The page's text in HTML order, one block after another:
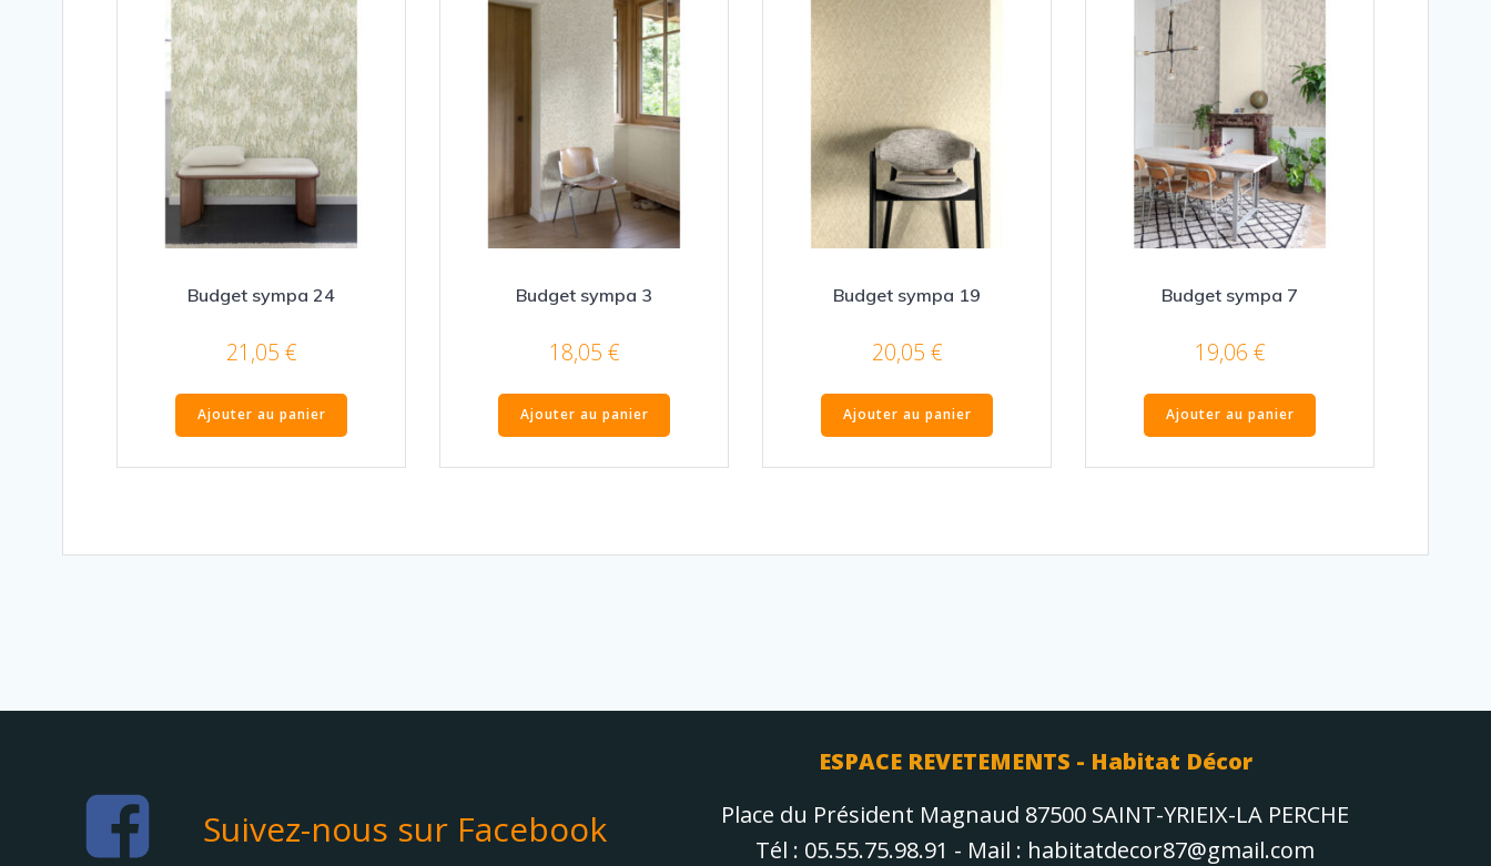
Budget sympa 24
21,05 €
Ajouter au panier
Budget sympa 3
18,05 €
Ajouter au panier
Budget sympa 19
20,05 €
Ajouter au panier
Budget sympa 7
19,06 €
Ajouter au panier
Suivez-nous sur Facebook
ESPACE REVETEMENTS - Habitat Décor
Place du Président Magnaud 87500 SAINT-YRIEIX-LA PERCHE
Tél : 05.55.75.98.91 - Mail : habitatdecor87@gmail.com